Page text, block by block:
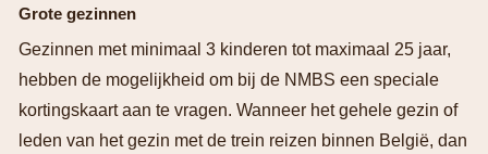
Grote gezinnen
Gezinnen met minimaal 3 kinderen tot maximaal 25 jaar,
hebben de mogelijkheid om bij de NMBS een speciale
kortingskaart aan te vragen. Wanneer het gehele gezin of
leden van het gezin met de trein reizen binnen België, dan